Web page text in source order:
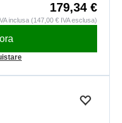
179,34 €
IVA inclusa (147,00 € IVA esclusa)